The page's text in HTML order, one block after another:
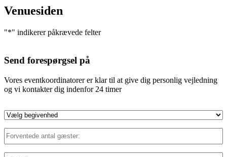
Venuesiden
"*" indikerer påkrævede felter
Send forespørgsel på
Vores eventkoordinatorer er klar til at give dig personlig vejledning
og vi kontakter dig indenfor 24 timer
Vælg
Forventede
antal